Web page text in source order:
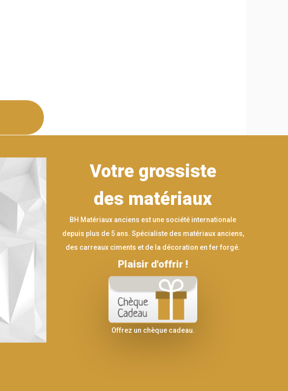
Votre grossiste
des matériaux
BH Matériaux anciens est une société internationale
depuis plus de 5 ans. Spécialiste des matériaux anciens,
des carreaux ciments et de la décoration en fer forgé.
Plaisir d'offrir !
Offrez un chèque cadeau.